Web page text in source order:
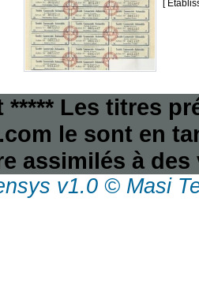
[
***** Les titres
le sont en
assimilés à
v1.0 © Masi